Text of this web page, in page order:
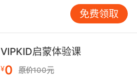
免费领取
VIPKID启蒙体验课
¥0 原价100元